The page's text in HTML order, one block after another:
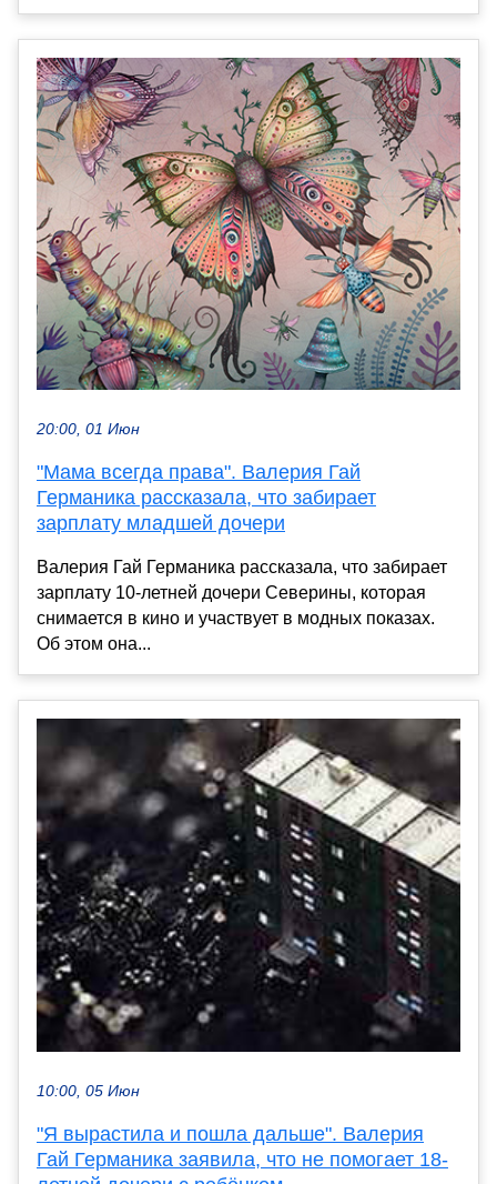
20:00, 01 Июн
"Мама всегда права". Валерия Гай
Германика рассказала, что забирает
зарплату младшей дочери
Валерия Гай Германика рассказала, что забирает
зарплату 10-летней дочери Северины, которая
снимается в кино и участвует в модных показах.
Об этом она...
10:00, 05 Июн
"Я вырастила и пошла дальше". Валерия
Гай Германика заявила, что не помогает 18-